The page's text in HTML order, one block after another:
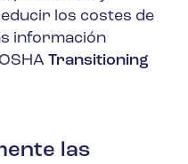
los costes de
información
Transitioning
las